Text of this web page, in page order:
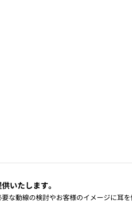
いたします。
な動線の検討やお客様のイメージに耳